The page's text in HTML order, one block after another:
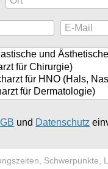
und Datenschutz
Schwerpunkte,